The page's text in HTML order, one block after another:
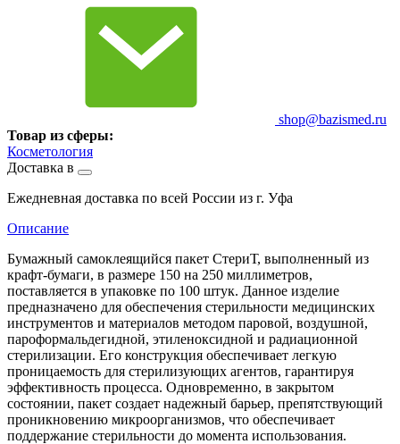
shop@bazismed.ru
Товар из сферы:
Косметология
Доставка в
Ежедневная доставка по всей России из г. Уфа
Описание
Бумажный самоклеящийся пакет СтериТ, выполненный из
крафт-бумаги, в размере 150 на 250 миллиметров,
поставляется в упаковке по 100 штук. Данное изделие
предназначено для обеспечения стерильности медицинских
инструментов и материалов методом паровой, воздушной,
пароформальдегидной, этиленоксидной и радиационной
стерилизации. Его конструкция обеспечивает легкую
проницаемость для стерилизующих агентов, гарантируя
эффективность процесса. Одновременно, в закрытом
состоянии, пакет создает надежный барьер, препятствующий
проникновению микроорганизмов, что обеспечивает
поддержание стерильности до момента использования.